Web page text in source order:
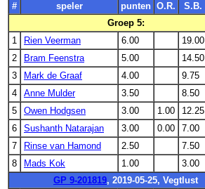
#
speler punten O.R. S.B.
Groep 5:
1
Rien Veerman 6.00 19.00
2
Bram Feenstra 5.00 14.50
3
Mark de Graaf 4.00 9.75
4
Anne Mulder 3.50 8.50
5
Owen Hodgsen 3.00 1.00 12.25
6
Sushanth Natarajan 3.00 0.00 7.00
7
Rinse van Hamond 2.50 7.50
8
Mads Kok 1.00 3.00
GP 9-201819, 2019-05-25, Vegtlust